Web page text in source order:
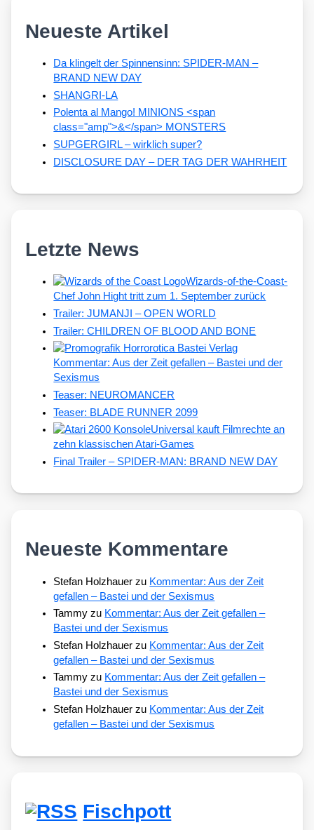
Neueste Artikel
Da klingelt der Spinnensinn: SPIDER-MAN –
BRAND NEW DAY
SHANGRI-LA
Polenta al Mango! MINIONS <span
class="amp">&</span> MONSTERS
SUPGERGIRL – wirklich super?
DISCLOSURE DAY – DER TAG DER WAHRHEIT
Letzte News
Wizards-of-the-Coast-
Chef John Hight tritt zum 1. September zurück
Trailer: JUMANJI – OPEN WORLD
Trailer: CHILDREN OF BLOOD AND BONE
Kommentar: Aus der Zeit gefallen – Bastei und der
Sexismus
Teaser: NEUROMANCER
Teaser: BLADE RUNNER 2099
Universal kauft Filmrechte an
zehn klassischen Atari-Games
Final Trailer – SPIDER-MAN: BRAND NEW DAY
Neueste Kommentare
Stefan Holzhauer zu Kommentar: Aus der Zeit
gefallen – Bastei und der Sexismus
Tammy zu Kommentar: Aus der Zeit gefallen –
Bastei und der Sexismus
Stefan Holzhauer zu Kommentar: Aus der Zeit
gefallen – Bastei und der Sexismus
Tammy zu Kommentar: Aus der Zeit gefallen –
Bastei und der Sexismus
Stefan Holzhauer zu Kommentar: Aus der Zeit
gefallen – Bastei und der Sexismus
Fischpott